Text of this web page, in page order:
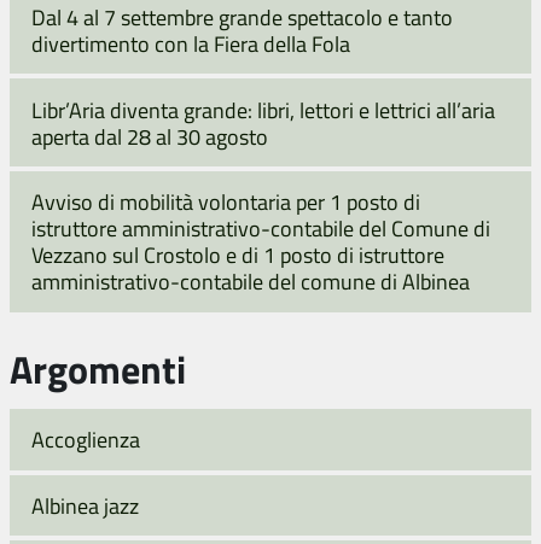
Dal 4 al 7 settembre grande spettacolo e tanto
divertimento con la Fiera della Fola
Libr’Aria diventa grande: libri, lettori e lettrici all’aria
aperta dal 28 al 30 agosto
Avviso di mobilità volontaria per 1 posto di
istruttore amministrativo-contabile del Comune di
Vezzano sul Crostolo e di 1 posto di istruttore
amministrativo-contabile del comune di Albinea
Argomenti
Accoglienza
Albinea jazz